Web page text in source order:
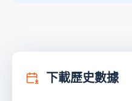
下載歷史數據